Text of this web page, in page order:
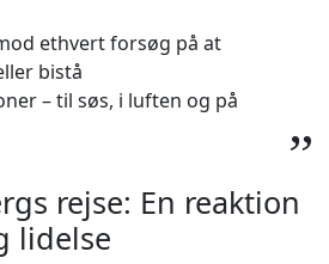
ethvert forsøg på at
bistå
– til søs, i luften og på
”
rejse: En reaktion
lidelse